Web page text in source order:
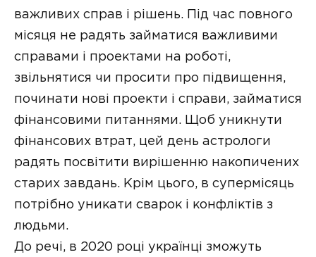
важливих справ і рішень. Під час повного
місяця не радять займатися важливими
справами і проектами на роботі,
звільнятися чи просити про підвищення,
починати нові проекти і справи, займатися
фінансовими питаннями. Щоб уникнути
фінансових втрат, цей день астрологи
радять посвітити вирішенню накопичених
старих завдань. Крім цього, в супермісяць
потрібно уникати сварок і конфліктів з
людьми.
До речі, в 2020 році українці зможуть